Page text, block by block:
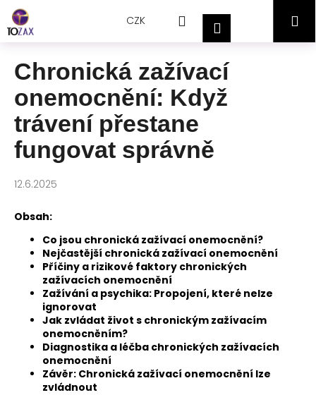
Přejít
obsah
CZK HledatPřihlášeníNákupní
Chronická zažívací
onemocnění: Když
trávení přestane
fungovat správně
12.6.2025
Obsah:
Co jsou chronická zažívací onemocnění?
Nejčastější chronická zažívací onemocnění
Příčiny a rizikové faktory chronických
zažívacích onemocnění
Zažívání a psychika: Propojení, které nelze
ignorovat
Jak zvládat život s chronickým zažívacím
onemocněním?
Diagnostika a léčba chronických zažívacích
onemocnění
Závěr: Chronická zažívací onemocnění lze
zvládnout
o
C
o
p
o
t
e
u